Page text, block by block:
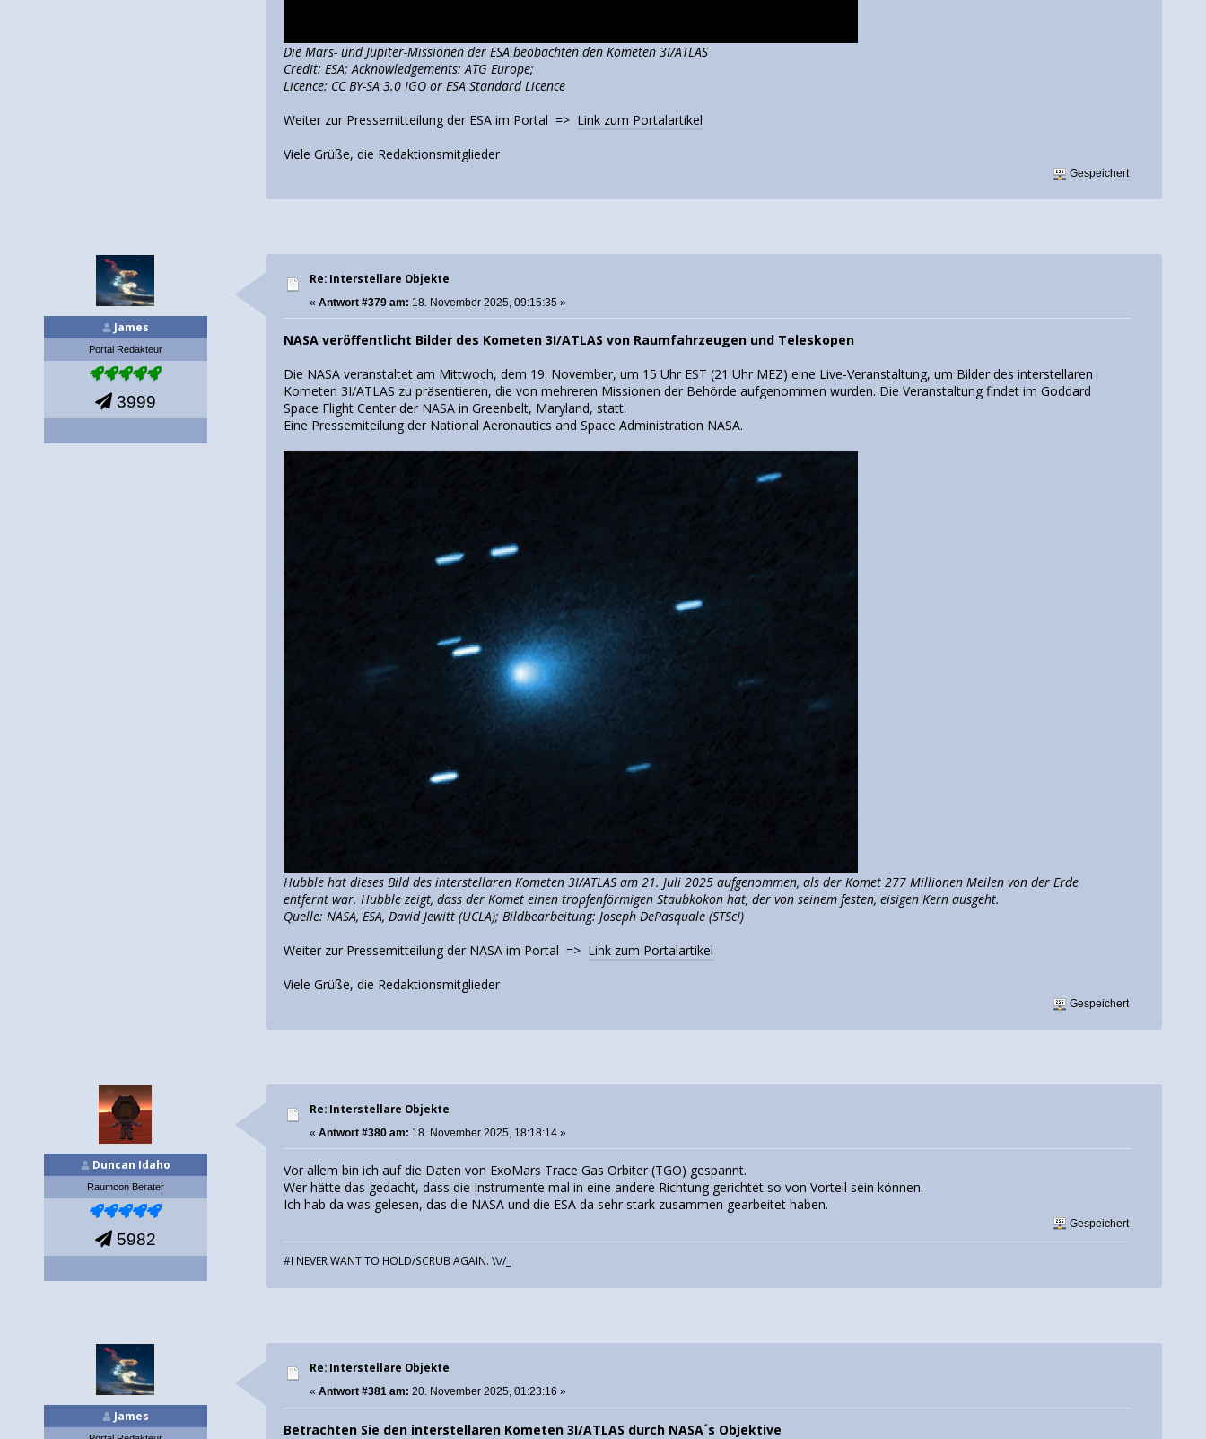
Die Mars- und Jupiter-Missionen der ESA beobachten den Kometen 3I/ATLAS
Credit: ESA; Acknowledgements: ATG Europe;
Licence: CC BY-SA 3.0 IGO or ESA Standard Licence
Weiter zur Pressemitteilung der ESA im Portal => Link zum Portalartikel
Viele Grüße, die Redaktionsmitglieder
Gespeichert
James
Portal Redakteur
3999
Re: Interstellare Objekte
«Antwort #379 am: 18. November 2025, 09:15:35 »
NASA veröffentlicht Bilder des Kometen 3I/ATLAS von Raumfahrzeugen und Teleskopen
Die NASA veranstaltet am Mittwoch, dem 19. November, um 15 Uhr EST (21 Uhr MEZ) eine Live-Veranstaltung, um Bilder des interstellaren
Kometen 3I/ATLAS zu präsentieren, die von mehreren Missionen der Behörde aufgenommen wurden. Die Veranstaltung findet im Goddard
Space Flight Center der NASA in Greenbelt, Maryland, statt.
Eine Pressemiteilung der National Aeronautics and Space Administration NASA.
Hubble hat dieses Bild des interstellaren Kometen 3I/ATLAS am 21. Juli 2025 aufgenommen, als der Komet 277 Millionen Meilen von der Erde
entfernt war. Hubble zeigt, dass der Komet einen tropfenförmigen Staubkokon hat, der von seinem festen, eisigen Kern ausgeht.
Quelle: NASA, ESA, David Jewitt (UCLA); Bildbearbeitung: Joseph DePasquale (STScI)
Weiter zur Pressemitteilung der NASA im Portal => Link zum Portalartikel
Viele Grüße, die Redaktionsmitglieder
Gespeichert
Duncan Idaho
Raumcon Berater
5982
Re: Interstellare Objekte
«Antwort #380 am: 18. November 2025, 18:18:14 »
Vor allem bin ich auf die Daten von ExoMars Trace Gas Orbiter (TGO) gespannt.
Wer hätte das gedacht, dass die Instrumente mal in eine andere Richtung gerichtet so von Vorteil sein können.
Ich hab da was gelesen, das die NASA und die ESA da sehr stark zusammen gearbeitet haben.
Gespeichert
#I NEVER WANT TO HOLD/SCRUB AGAIN. \\//_
James
Re: Interstellare Objekte
«Antwort #381 am: 20. November 2025, 01:23:16 »
Betrachten Sie den interstellaren Kometen 3I/ATLAS durch NASA´s Objektive